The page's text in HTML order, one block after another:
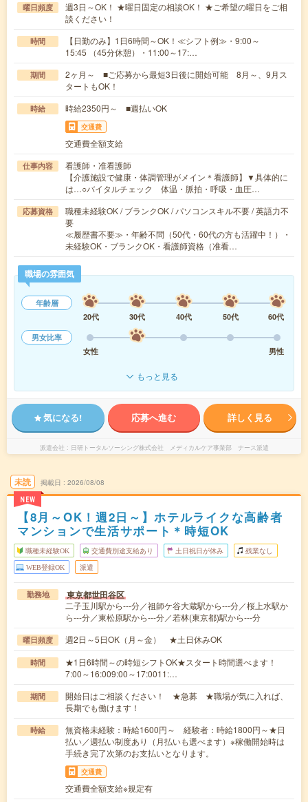
曜日頻度
週3日～OK！ ★曜日固定の相談OK！ ★ご希望の曜日をご相
談ください！
時間
【日勤のみ】1日6時間～OK！≪シフト例≫・9:00～
15:45 （45分休憩）・11:00～17:…
期間
2ヶ月～ ■ご応募から最短3日後に開始可能 8月～、9月ス
タートもOK！
時給 時給2350円～ ■週払いOK
交通費
交通費全額支給
仕事内容
看護師・准看護師
【介護施設で健康・体調管理がメイン＊看護師】▼具体的に
は…○バイタルチェック 体温・脈拍・呼吸・血圧…
応募資格
職種未経験OK / ブランクOK / パソコンスキル不要 / 英語力不
要
≪履歴書不要≫・年齢不問（50代・60代の方も活躍中！）・
未経験OK・ブランクOK・看護師資格（准看…
職場の雰囲気
年齢層
20代
30代 40代 50代
60代
男女比率
女性
男性
もっと見る
気になる! 応募へ進む 詳しく見る
派遣会社 日研トータルソーシング株式会社 メディカルケア事業部 ナース派遣
未読
NEW
掲載日 2026/08/08
【8月～OK！週2日～】ホテルライクな高齢者
マンションで生活サポート＊時短OK
職種未経験OK 交通費別途支給あり 土日祝日が休み 残業なし
WEB登録OK 派遣
勤務地 東京都世田谷区
二子玉川駅から---分／祖師ケ谷大蔵駅から---分／桜上水駅か
ら---分／東松原駅から---分／若林(東京都)駅から---分
曜日頻度 週2日～5日OK（月～金） ★土日休みOK
時間
★1日6時間～の時短シフトOK★スタート時間選べます！
7:00～16:009:00～17:0011:…
期間
開始日はご相談ください！ ★急募 ★職場が気に入れば、
長期でも働けます！
時給
無資格未経験：時給1600円～ 経験者：時給1800円～★日
払い／週払い制度あり（月払いも選べます）※稼働開始時は
手続き完了次第のお支払いとなります。
交通費
交通費全額支給※規定有